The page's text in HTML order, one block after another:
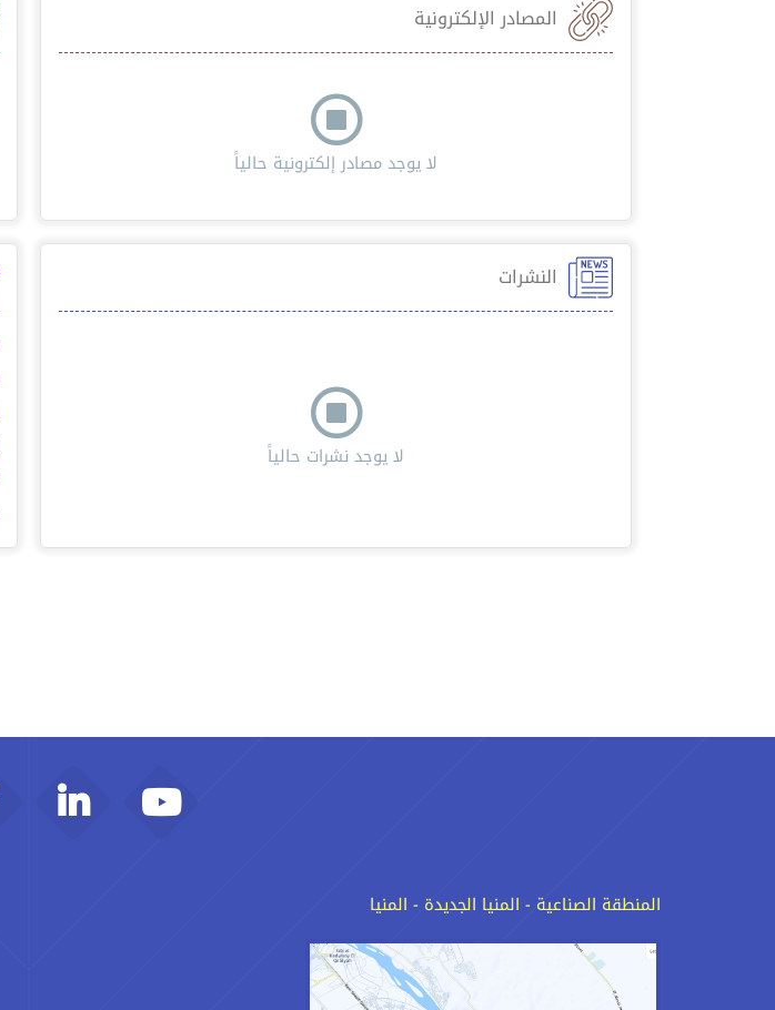
المصادر الإلكترونية
لا يوجد مصادر إلكترونية حالياً
النشرات
لا يوجد نشرات حالياً
المنطقة الصناعية - المنيا الجديدة - المنيا